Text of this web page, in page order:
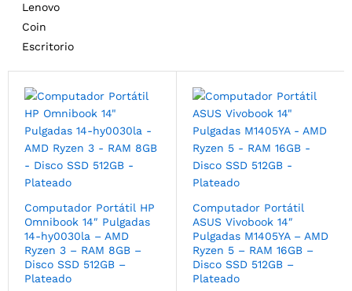
Lenovo
Coin
Escritorio
Computador Portátil HP
Omnibook 14″ Pulgadas
14-hy0030la – AMD
Ryzen 3 – RAM 8GB –
Disco SSD 512GB –
Plateado
Computador Portátil
ASUS Vivobook 14″
Pulgadas M1405YA – AMD
Ryzen 5 – RAM 16GB –
Disco SSD 512GB –
Plateado